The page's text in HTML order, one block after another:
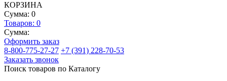
КОРЗИНА
Сумма: 0
Товаров: 0
Сумма:
Оформить заказ
8-800-775-27-27 +7 (391) 228-70-53
Заказать звонок
Поиск товаров по Каталогу